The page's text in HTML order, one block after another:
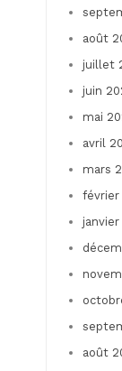
août
juillet
juin
mai
avril
mars
février
août